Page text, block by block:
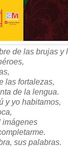
de las brujas y
las fortalezas,
de la lengua.
y yo habitamos,
imágenes
sus palabras.